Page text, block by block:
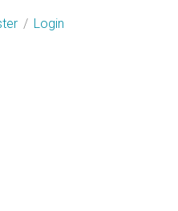
/ Login